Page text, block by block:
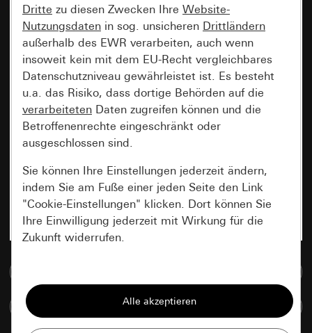
Artikel vergleichen
Dritte zu diesen Zwecken Ihre Website-
Nutzungsdaten in sog. unsicheren Drittländern
außerhalb des EWR verarbeiten, auch wenn
insoweit kein mit dem EU-Recht vergleichbares
Datenschutzniveau gewährleistet ist. Es besteht
u.a. das Risiko, dass dortige Behörden auf die
verarbeiteten Daten zugreifen können und die
Betroffenenrechte eingeschränkt oder
ausgeschlossen sind.
Sie können Ihre Einstellungen jederzeit ändern,
indem Sie am Fuße einer jeden Seite den Link
"Cookie-Einstellungen" klicken. Dort können Sie
Ihre Einwilligung jederzeit mit Wirkung für die
Zukunft widerrufen.
Alle Cookies, die wir benötigen um Ihnen die
Seite anzeigen zu können.